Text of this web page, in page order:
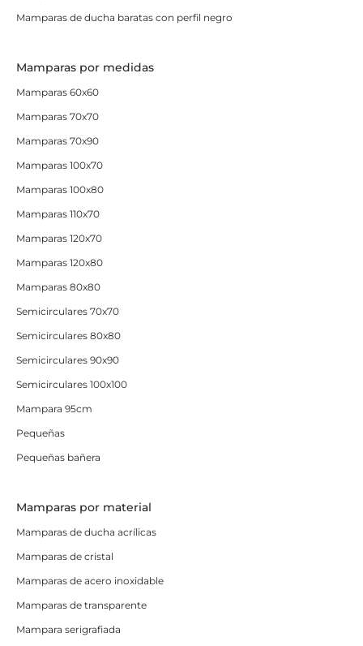
Mamparas de ducha baratas con perfil negro
Mamparas por medidas
Mamparas 60x60
Mamparas 70x70
Mamparas 70x90
Mamparas 100x70
Mamparas 100x80
Mamparas 110x70
Mamparas 120x70
Mamparas 120x80
Mamparas 80x80
Semicirculares 70x70
Semicirculares 80x80
Semicirculares 90x90
Semicirculares 100x100
Mampara 95cm
Pequeñas
Pequeñas bañera
Mamparas por material
Mamparas de ducha acrílicas
Mamparas de cristal
Mamparas de acero inoxidable
Mamparas de transparente
Mampara serigrafiada